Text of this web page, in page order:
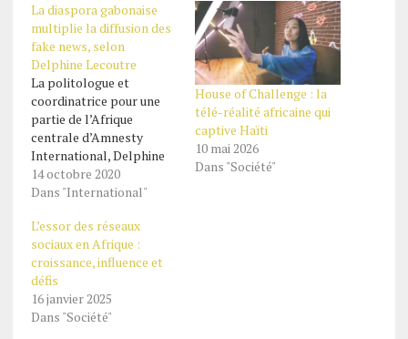
La diaspora gabonaise
multiplie la diffusion des
fake news, selon
Delphine Lecoutre
La politologue et
coordinatrice pour une
partie de l’Afrique
centrale d’Amnesty
International, Delphine
Lecoutre s’est montrée
particulièrement sévère à
gabonais d’opposition.
L’invitée Afrique, sur RFI,
n’est pas allée du dos de
la cuillère. Delphine
Lecoutre a tiré à boulets
rouges sur les activistes
14 octobre 2020
Dans "International"
House of Challenge : la
télé-réalité africaine qui
captive Haïti
10 mai 2026
Dans "Société"
L’essor des réseaux
sociaux en Afrique :
croissance, influence et
défis
16 janvier 2025
Dans "Société"